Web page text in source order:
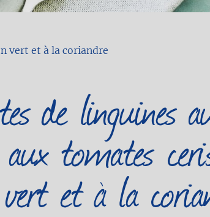
vert et à la coriandre
de linguines
tomates
et à la